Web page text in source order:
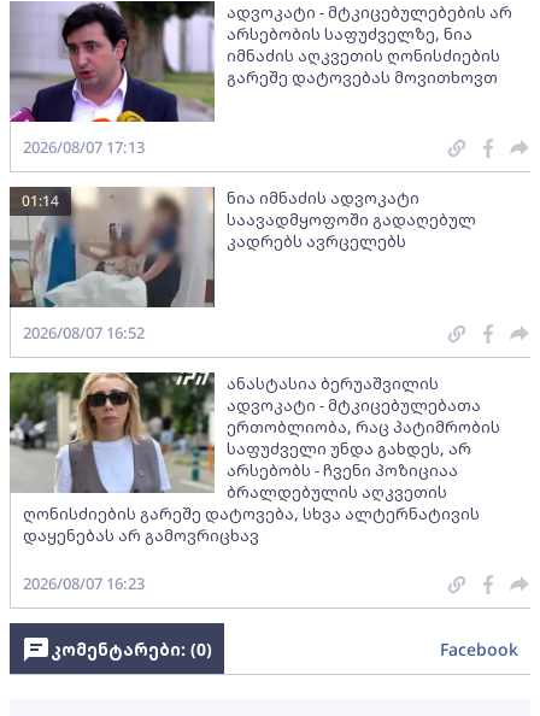
ადვოკატი - მტკიცებულებების არ
არსებობის საფუძველზე, ნია
იმნაძის აღკვეთის ღონისძიების
გარეშე დატოვებას მოვითხოვთ
2026/08/07 17:13
ნია იმნაძის ადვოკატი
საავადმყოფოში გადაღებულ
კადრებს ავრცელებს
01:14
2026/08/07 16:52
ანასტასია ბერუაშვილის
ადვოკატი - მტკიცებულებათა
ერთობლიობა, რაც პატიმრობის
საფუძველი უნდა გახდეს, არ
არსებობს - ჩვენი პოზიციაა
ბრალდებულის აღკვეთის
ღონისძიების გარეშე დატოვება, სხვა ალტერნატივის
დაყენებას არ გამოვრიცხავ
2026/08/07 16:23
კომენტარები: (0) Facebook